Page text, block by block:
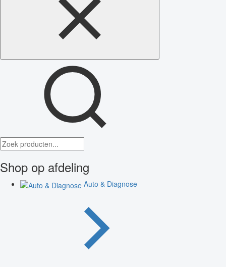
Shop op afdeling
Auto & Diagnose